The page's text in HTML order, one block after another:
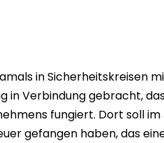
in Sicherheitskreisen
in Verbindung gebracht,
fungiert. Dort soll im
gefangen haben, das